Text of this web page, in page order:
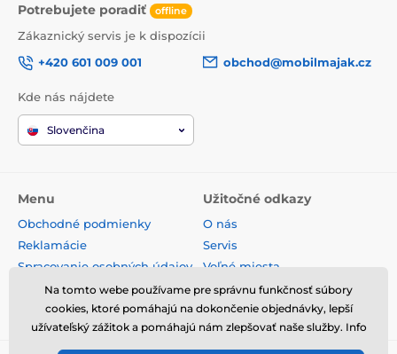
Potrebujete poradiť offline
Zákaznický servis je k dispozícii
+420 601 009 001
obchod@mobilmajak.cz
Kde nás nájdete
Slovenčina
Menu
Obchodné podmienky
Reklamácie
Spracovanie osobných údajov
Doprava a platba
Odstúpenie od zmluvy
Užitočné odkazy
O nás
Servis
Voľné miesta
Kontakt
Na tomto webe používame pre správnu funkčnosť súbory
cookies, ktoré pomáhajú na dokončenie objednávky, lepší
užívateľský zážitok a pomáhajú nám zlepšovať naše služby. Info